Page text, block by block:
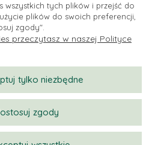
Informacje
O nas
wszystkich tych plików i przejść do
plików do swoich preferencji,
zgody".
przeczytasz w naszej Polityce
tylko niezbędne
zgody